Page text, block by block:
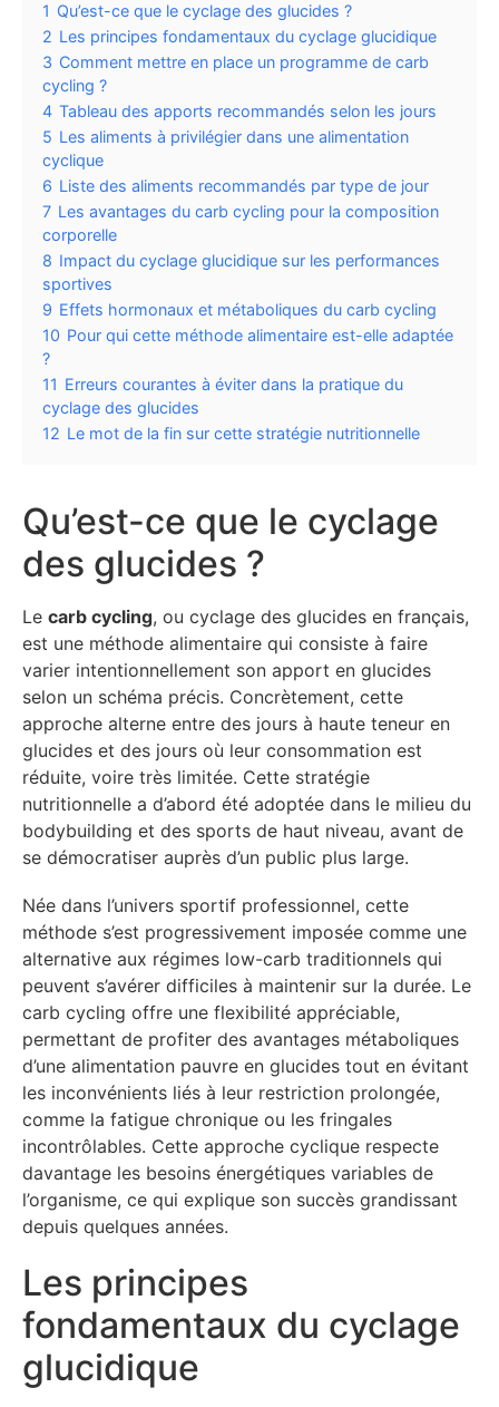
1 Qu’est-ce que le cyclage des glucides ?
2 Les principes fondamentaux du cyclage glucidique
3 Comment mettre en place un programme de carb
cycling ?
4 Tableau des apports recommandés selon les jours
5 Les aliments à privilégier dans une alimentation
cyclique
6 Liste des aliments recommandés par type de jour
7 Les avantages du carb cycling pour la composition
corporelle
8 Impact du cyclage glucidique sur les performances
sportives
9 Effets hormonaux et métaboliques du carb cycling
10 Pour qui cette méthode alimentaire est-elle adaptée
?
11 Erreurs courantes à éviter dans la pratique du
cyclage des glucides
12 Le mot de la fin sur cette stratégie nutritionnelle
Qu’est-ce que le cyclage
des glucides ?
Le carb cycling, ou cyclage des glucides en français,
est une méthode alimentaire qui consiste à faire
varier intentionnellement son apport en glucides
selon un schéma précis. Concrètement, cette
approche alterne entre des jours à haute teneur en
glucides et des jours où leur consommation est
réduite, voire très limitée. Cette stratégie
nutritionnelle a d’abord été adoptée dans le milieu du
bodybuilding et des sports de haut niveau, avant de
se démocratiser auprès d’un public plus large.
Née dans l’univers sportif professionnel, cette
méthode s’est progressivement imposée comme une
alternative aux régimes low-carb traditionnels qui
peuvent s’avérer difficiles à maintenir sur la durée. Le
carb cycling offre une flexibilité appréciable,
permettant de profiter des avantages métaboliques
d’une alimentation pauvre en glucides tout en évitant
les inconvénients liés à leur restriction prolongée,
comme la fatigue chronique ou les fringales
incontrôlables. Cette approche cyclique respecte
davantage les besoins énergétiques variables de
l’organisme, ce qui explique son succès grandissant
depuis quelques années.
Les principes
fondamentaux du cyclage
glucidique